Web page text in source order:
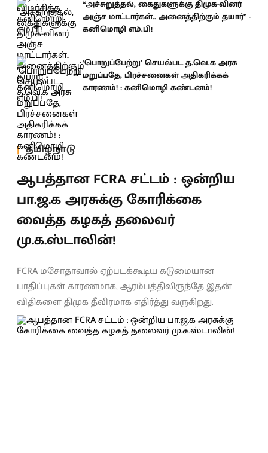
“அச்சுறுத்தல், கைதுகளுக்கு திமுக-வினர்
அஞ்ச மாட்டார்கள்.. அனைத்திற்கும் தயார்” -
கனிமொழி எம்.பி!
‘பொறுப்பேற்று’ செயல்பட த.வெ.க அரசு
மறுப்பதே, பிரச்சனைகள் அதிகரிக்கக்
காரணம்! : கனிமொழி கண்டனம்!
தமிழ்நாடு
ஆபத்தான FCRA சட்டம் : ஒன்றிய
பா.ஜ.க அரசுக்கு கோரிக்கை
வைத்த கழகத் தலைவர்
மு.க.ஸ்டாலின்!
FCRA மசோதாவால் ஏற்படக்கூடிய கடுமையான
பாதிப்புகள் காரணமாக, ஆரம்பத்திலிருந்தே இதன்
விதிகளை திமுக தீவிரமாக எதிர்த்து வருகிறது.